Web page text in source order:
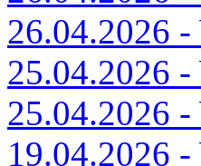
26.04.2026
25.04.2026
25.04.2026
19.04.2026